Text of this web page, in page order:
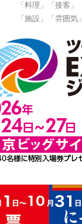
「料理」「接客」
「施設」「雰囲